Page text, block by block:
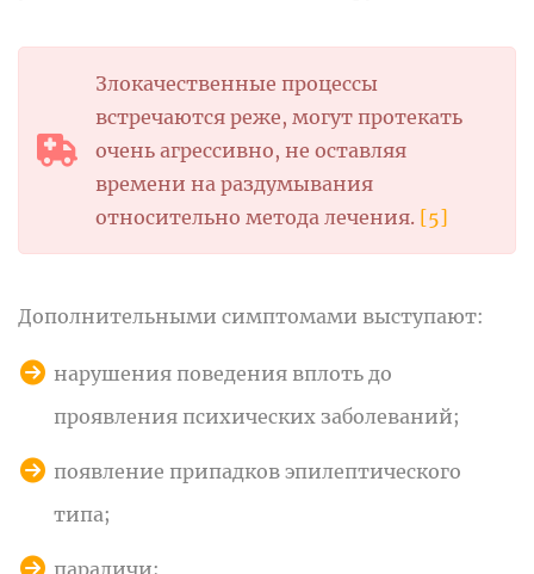
Злокачественные процессы
встречаются реже, могут протекать
очень агрессивно, не оставляя
времени на раздумывания
относительно метода лечения. [5]
Дополнительными симптомами выступают:
нарушения поведения вплоть до
проявления психических заболеваний;
появление припадков эпилептического
типа;